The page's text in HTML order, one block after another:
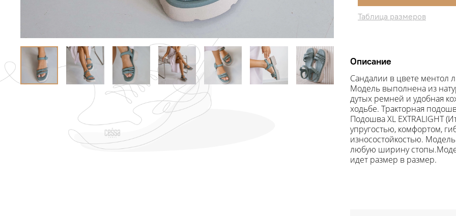
Таблица размеров
Описание
Сандалии в цвете ментол
Модель выполнена из
дутых ремней и удобная
ходьбе. Тракторная
ПодошваXL EXTRALIGHT
упругостью, комфортом,
износостойкостью.
любую ширину
идет размер в размер.